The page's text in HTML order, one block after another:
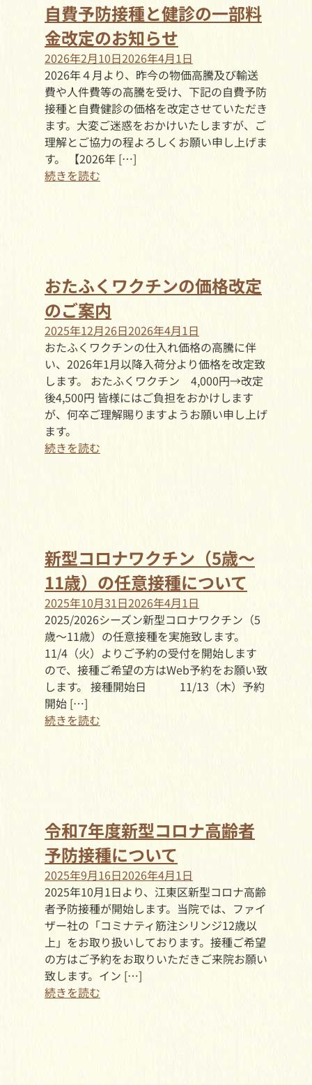
自費予防接種と健診の一部料
金改定のお知らせ
2026年2月10日2026年4月1日
2026年４月より、昨今の物価高騰及び輸送
費や人件費等の高騰を受け、下記の自費予防
接種と自費健診の価格を改定させていただき
ます。大変ご迷惑をおかけいたしますが、ご
理解とご協力の程よろしくお願い申し上げま
す。 【2026年 […]
続きを読む
おたふくワクチンの価格改定
のご案内
2025年12月26日2026年4月1日
おたふくワクチンの仕入れ価格の高騰に伴
い、2026年1月以降入荷分より価格を改定致
します。 おたふくワクチン 4,000円→改定
後4,500円 皆様にはご負担をおかけします
が、何卒ご理解賜りますようお願い申し上げ
ます。
続きを読む
新型コロナワクチン（5歳～
11歳）の任意接種について
2025年10月31日2026年4月1日
2025/2026シーズン新型コロナワクチン（5
歳～11歳）の任意接種を実施致します。
11/4（火）よりご予約の受付を開始します
ので、接種ご希望の方はWeb予約をお願い致
します。 接種開始日 11/13（木）予約
開始 […]
続きを読む
令和7年度新型コロナ高齢者
予防接種について
2025年9月16日2026年4月1日
2025年10月1日より、江東区新型コロナ高齢
者予防接種が開始します。当院では、ファイ
ザー社の「コミナティ筋注シリンジ12歳以
上」をお取り扱いしております。接種ご希望
の方はご予約をお取りいただきご来院お願い
致します。イン […]
続きを読む